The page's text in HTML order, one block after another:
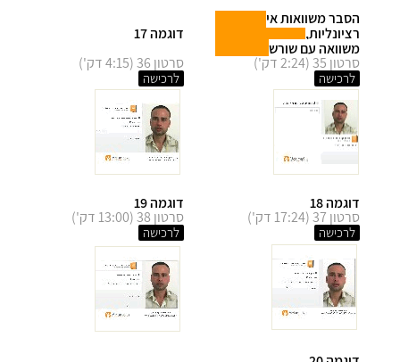
הסבר משוואות אי
רציונליות,
משוואה עם שורש
סרטון 35 (2:24 דק')
לרכישה
דוגמה 17
סרטון 36 (4:15 דק')
לרכישה
דוגמה 18
סרטון 37 (17:24 דק')
לרכישה
דוגמה 19
סרטון 38 (13:00 דק')
לרכישה